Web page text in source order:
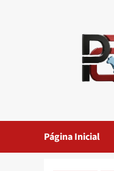
Página Inicial